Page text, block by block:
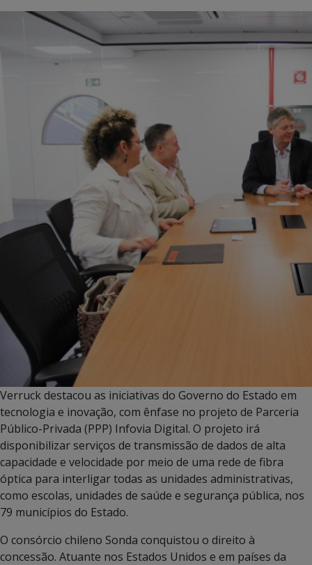
Verruck destacou as iniciativas do Governo do Estado em
tecnologia e inovação, com ênfase no projeto de Parceria
Público-Privada (PPP) Infovia Digital. O projeto irá
disponibilizar serviços de transmissão de dados de alta
capacidade e velocidade por meio de uma rede de fibra
óptica para interligar todas as unidades administrativas,
como escolas, unidades de saúde e segurança pública, nos
79 municípios do Estado.
O consórcio chileno Sonda conquistou o direito à
concessão. Atuante nos Estados Unidos e em países da